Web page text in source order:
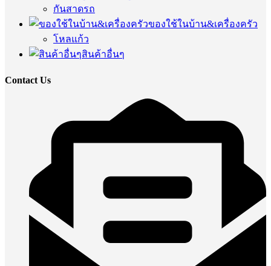
กันสาดรถ
ของใช้ในบ้าน&เครื่องครัว
โหลแก้ว
สินค้าอื่นๆ
Contact Us